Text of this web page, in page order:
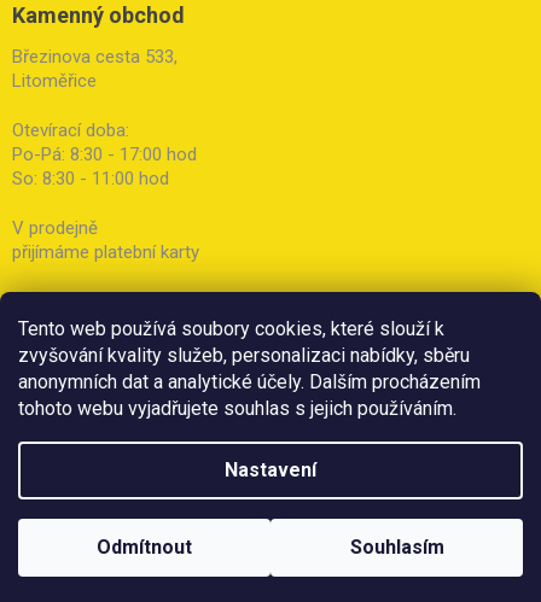
Tento web používá soubory cookies, které slouží k
zvyšování kvality služeb, personalizaci nabídky, sběru
anonymních dat a analytické účely. Dalším procházením
tohoto webu vyjadřujete souhlas s jejich používáním.
Nastavení
Odmítnout Souhlasím
Kamenný obchod
Březinova cesta 533,
Litoměřice
Otevírací doba:
Po-Pá: 8:30 - 17:00 hod
So: 8:30 - 11:00 hod
V prodejně
přijímáme platební karty
Copyright 2026Botička. Všechna práva vyhrazena.